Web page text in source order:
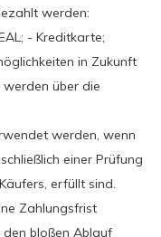
werden:
- Kreditkarte;
in Zukunft
über die
werden, wenn
einer Prüfung
erfüllt sind.
Zahlungsfrist
bloßen Ablauf